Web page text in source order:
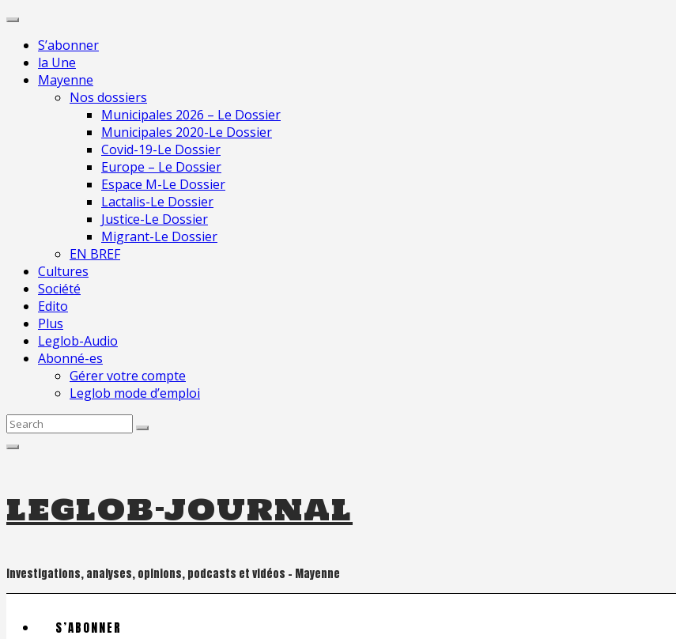
Skip
contentS’abonner
la Une
Mayenne
Nos dossiers
Municipales 2026 – Le Dossier
Municipales 2020-Le Dossier
Covid-19-Le Dossier
Europe – Le Dossier
Espace M-Le Dossier
Lactalis-Le Dossier
Justice-Le Dossier
Migrant-Le Dossier
EN BREF
Cultures
Société
Edito
Plus
Leglob-Audio
Abonné-es
Gérer votre compte
Leglob mode d’emploi
Search
leglob-journal
Investigations, analyses, opinions, podcasts et vidéos – Mayenne
S’ABONNER